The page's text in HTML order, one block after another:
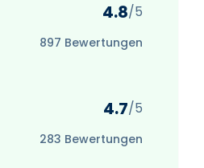
4.8/5
897 Bewertungen
4.7/5
283 Bewertungen